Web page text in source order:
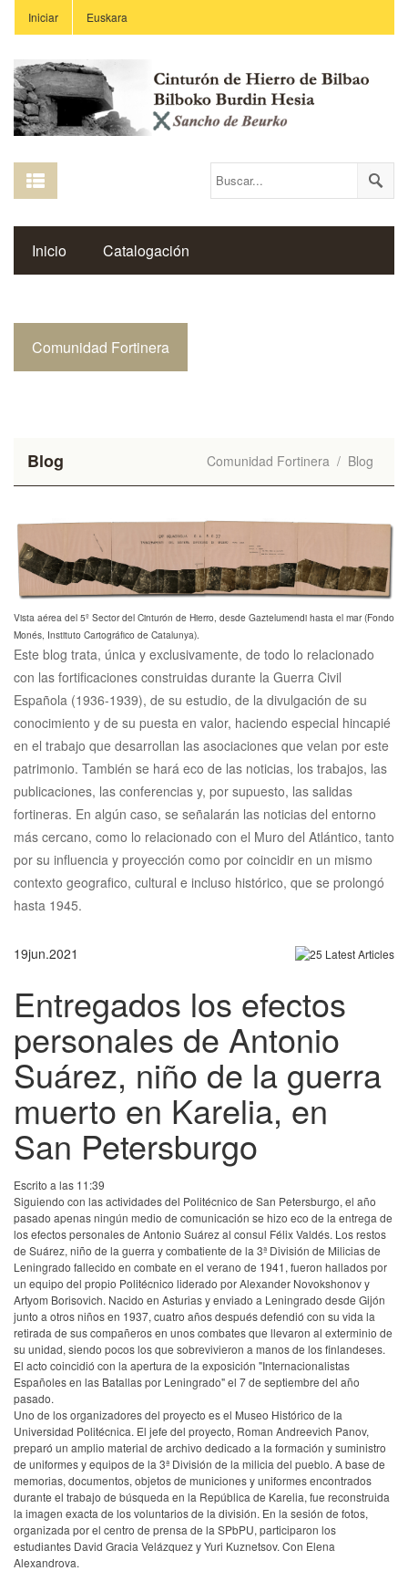
Iniciar Euskara
Inicio Catalogación
Comunidad Fortinera
Blog Comunidad Fortinera / Blog
Vista aérea del 5º Sector del Cinturón de Hierro, desde Gaztelumendi hasta el mar (Fondo
Monés, Instituto Cartográfico de Catalunya).
Este blog trata, única y exclusivamente, de todo lo relacionado
con las fortificaciones construidas durante la Guerra Civil
Española (1936-1939), de su estudio, de la divulgación de su
conocimiento y de su puesta en valor, haciendo especial hincapié
en el trabajo que desarrollan las asociaciones que velan por este
patrimonio. También se hará eco de las noticias, los trabajos, las
publicaciones, las conferencias y, por supuesto, las salidas
fortineras. En algún caso, se señalarán las noticias del entorno
más cercano, como lo relacionado con el Muro del Atlántico, tanto
por su influencia y proyección como por coincidir en un mismo
contexto geografico, cultural e incluso histórico, que se prolongó
hasta 1945.
19jun.2021
Entregados los efectos
personales de Antonio
Suárez, niño de la guerra
muerto en Karelia, en
San Petersburgo
Escrito a las 11:39
Siguiendo con las actividades del Politécnico de San Petersburgo, el año
pasado apenas ningún medio de comunicación se hizo eco de la entrega de
los efectos personales de Antonio Suárez al consul Félix Valdés. Los restos
de Suárez, niño de la guerra y combatiente de la 3ª División de Milicias de
Leningrado fallecido en combate en el verano de 1941, fueron hallados por
un equipo del propio Politécnico liderado por Alexander Novokshonov y
Artyom Borisovich. Nacido en Asturias y enviado a Leningrado desde Gijón
junto a otros niños en 1937, cuatro años después defendió con su vida la
retirada de sus compañeros en unos combates que llevaron al exterminio de
su unidad, siendo pocos los que sobrevivieron a manos de los finlandeses.
El acto coincidió con la apertura de la exposición "Internacionalistas
Españoles en las Batallas por Leningrado" el 7 de septiembre del año
pasado.
Uno de los organizadores del proyecto es el Museo Histórico de la
Universidad Politécnica. El jefe del proyecto, Roman Andreevich Panov,
preparó un amplio material de archivo dedicado a la formación y suministro
de uniformes y equipos de la 3ª División de la milicia del pueblo. A base de
memorias, documentos, objetos de municiones y uniformes encontrados
durante el trabajo de búsqueda en la República de Karelia, fue reconstruida
la imagen exacta de los voluntarios de la división. En la sesión de fotos,
organizada por el centro de prensa de la SPbPU, participaron los
estudiantes David Gracia Velázquez y Yuri Kuznetsov. Con Elena
Alexandrova.